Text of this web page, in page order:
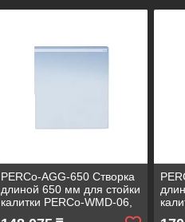
PERCo-AGG-650 Створка
длиной 650 мм для стойки
калитки PERCo-WMD-06,
закален.стекло